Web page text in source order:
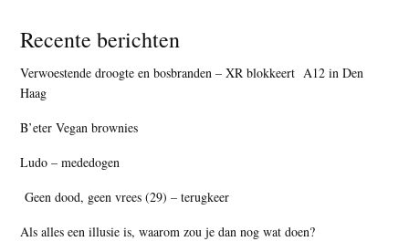
Recente berichten
Verwoestende droogte en bosbranden – XR blokkeert A12 in Den
Haag
B’eter Vegan brownies
Ludo – mededogen
Geen dood, geen vrees (29) – terugkeer
Als alles een illusie is, waarom zou je dan nog wat doen?